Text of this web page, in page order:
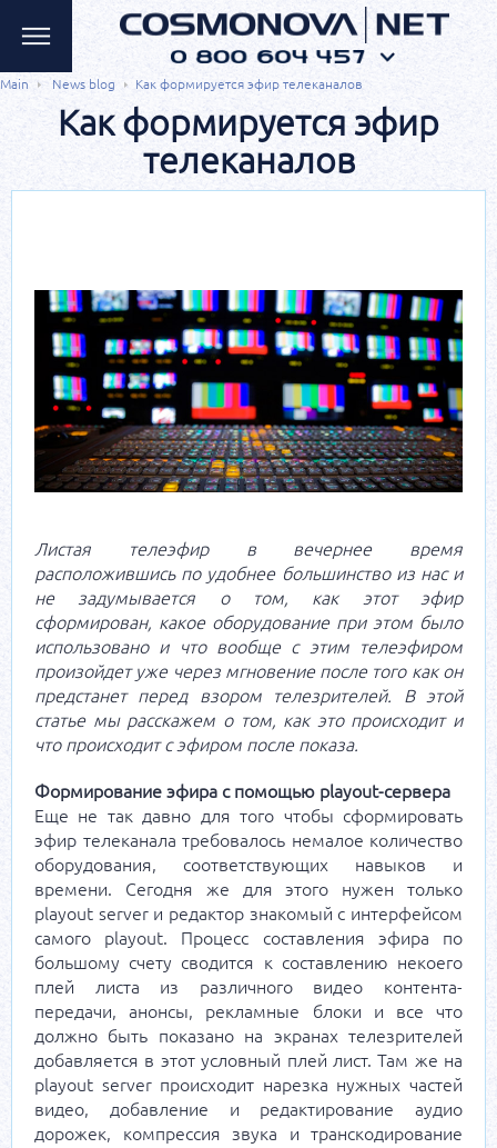
Main News blog Как формируется эфир телеканалов
Как формируется эфир
телеканалов
Листая телеэфир в вечернее время
расположившись по удобнее большинство из нас и
не задумывается о том, как этот эфир
сформирован, какое оборудование при этом было
использовано и что вообще с этим телеэфиром
произойдет уже через мгновение после того как он
предстанет перед взором телезрителей. В этой
статье мы расскажем о том, как это происходит и
что происходит с эфиром после показа.
Формирование эфира с помощью playout-сервера
Еще не так давно для того чтобы сформировать
эфир телеканала требовалось немалое количество
оборудования, соответствующих навыков и
времени. Сегодня же для этого нужен только
playout server и редактор знакомый с интерфейсом
самого playout. Процесс составления эфира по
большому счету сводится к составлению некоего
плей листа из различного видео контента-
передачи, анонсы, рекламные блоки и все что
должно быть показано на экранах телезрителей
добавляется в этот условный плей лист. Там же на
playout server происходит нарезка нужных частей
видео, добавление и редактирование аудио
дорожек, компрессия звука и транскодирование